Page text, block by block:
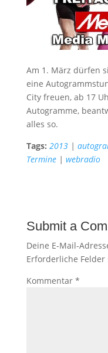
Am 1. März dürfen
eine
City freuen, ab 17
Autogramme,
alles so.
Tags: 2013|
Termine| webradio
Submit a
Deine E-Mail-
Erforderliche
Kommentar *